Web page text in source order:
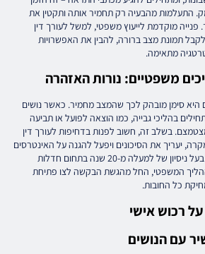
התעלמות מהבעיה רק תחמיר אותה ותקטין את
מוקדמת לייעוץ משפטי, למשל לעורך דין
תמונת מצב ברורה, להבין את האפשרויות
מתאימה.
משפטיים: נורות האזהרה
סימן מובהק לכך שהמצב מחמיר. כאשר נושים
בהליכי גבייה, כמו הוצאה לפועל או תביעה
בשלב זה, חשוב לפנות בדחיפות לעורך דין
יעריך את הסיכונים ויפעל להגנה על האינטרסים
שלכם. עורך דין ליאור כספי, בעל ניסיון של למעלה מ-20 שנה בתחום חדלות
ההליך המשפטי, החל מהגשת הבקשה לצו פתיחת
כל החובות.
רכוש אישי
עם הנושים